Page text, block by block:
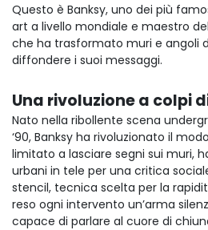
Questo è Banksy, uno dei più
art a livello mondiale e maestro
che ha trasformato muri e angoli
diffondere i suoi messaggi.
Una rivoluzione a colpi
Nato nella ribollente scena
‘90, Banksy ha rivoluzionato il
limitato a lasciare segni sui muri,
urbani in tele per una critica
stencil, tecnica scelta per la
reso ogni intervento un’arma
capace di parlare al cuore di